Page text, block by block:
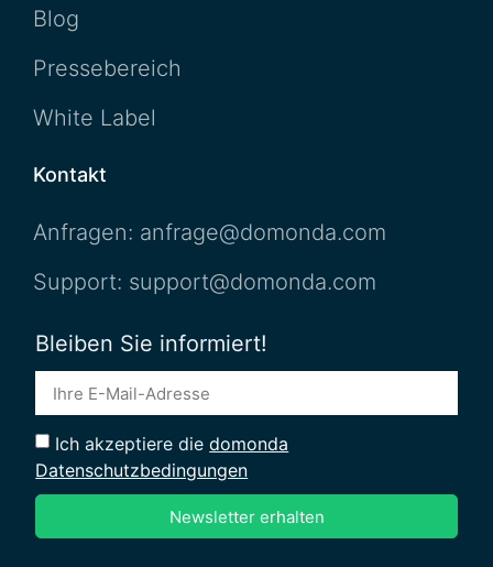
Blog
Pressebereich
White Label
Kontakt
Anfragen: anfrage@domonda.com
Support: support@domonda.com
Bleiben Sie informiert!
Ich akzeptiere diedomonda
Datenschutzbedingungen
Newsletter erhalten